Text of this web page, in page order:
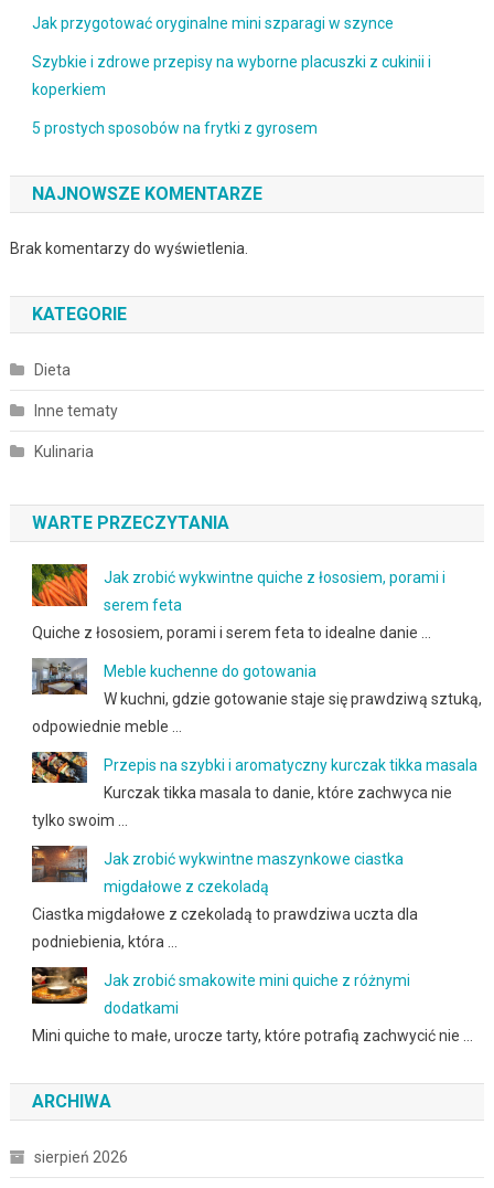
Jak przygotować oryginalne mini szparagi w szynce
Szybkie i zdrowe przepisy na wyborne placuszki z cukinii i
koperkiem
5 prostych sposobów na frytki z gyrosem
NAJNOWSZE KOMENTARZE
Brak komentarzy do wyświetlenia.
KATEGORIE
Dieta
Inne tematy
Kulinaria
WARTE PRZECZYTANIA
Jak zrobić wykwintne quiche z łososiem, porami i
serem feta
Quiche z łososiem, porami i serem feta to idealne danie …
Meble kuchenne do gotowania
W kuchni, gdzie gotowanie staje się prawdziwą sztuką,
odpowiednie meble …
Przepis na szybki i aromatyczny kurczak tikka masala
Kurczak tikka masala to danie, które zachwyca nie
tylko swoim …
Jak zrobić wykwintne maszynkowe ciastka
migdałowe z czekoladą
Ciastka migdałowe z czekoladą to prawdziwa uczta dla
podniebienia, która …
Jak zrobić smakowite mini quiche z różnymi
dodatkami
Mini quiche to małe, urocze tarty, które potrafią zachwycić nie …
ARCHIWA
sierpień 2026